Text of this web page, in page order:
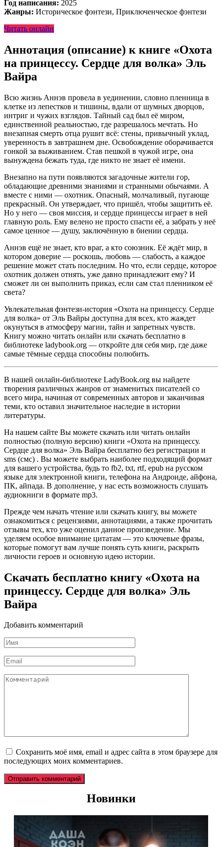
Год написания: 2025
Жанры: Историческое фэнтези, Приключенческое фэнтези
Читать онлайн
Аннотация (описание) к книге «Охота
на принцессу. Сердце для волка» Эль
Вайра
Всю жизнь Аннэв провела в уединении, словно пленница в
клетке из лепестков и тишины, вдали от шумных дворцов,
интриг и чужих взглядов. Тайный сад был её миром,
единственной реальностью, где разрешалось мечтать. Но
внезапная смерть отца рушит всё: стены, привычный уклад,
уверенность в завтрашнем дне. Освобождение оборачивается
гонкой за выживанием. Став пешкой в чужой игре, она
вынуждена бежать туда, где никто не знает её имени.
Внезапно на пути появляются загадочные жители гор,
обладающие древними знаниями и странными обычаями. А
вместе с ними — охотник. Опасный, молчаливый, пугающе
прекрасный. Он утверждает, что пришёл, чтобы защитить её.
Но у него — своя миссия, и сердце принцессы играет в ней
главную роль. Ему велено не просто спасти её, а забрать у неё
самое ценное — душу, заключённую в биении сердца.
Аннэв ещё не знает, кто враг, а кто союзник. Её ждёт мир, в
котором доверие — роскошь, любовь — слабость, а каждое
решение может стать последним. Но что, если сердце, которое
охотник должен отнять, уже давно принадлежит ему? И
сможет ли он выполнить приказ, если сам стал пленником её
света?
Увлекательная фэнтези-история «Охота на принцессу. Сердце
для волка» от Эль Вайры доступна для всех, кто жаждет
окунуться в атмосферу магии, тайн и запретных чувств.
Книгу можно читать онлайн или скачать бесплатно в
библиотеке ladybook.org — откройте для себя мир, где даже
самые тёмные сердца способны полюбить.
В нашей онлайн-библиотеке LadyBook.org вы найдете
творения различных жанров от знаменитых писателей со
всего мира, начиная от современных авторов и заканчивая
теми, кто оставил значительное наследие в истории
литературы.
На нашем сайте Вы можете скачать или читать онлайн
полностью (полную версию) книги «Охота на принцессу.
Сердце для волка» Эль Вайра бесплатно без регистрации и
sms (смс) . Вы можете выбрать наиболее подходящий формат
для вашего устройства, будь то fb2, txt, rtf, epub на русском
языке для электронной книги, телефона на Андроиде, айфона,
ПК, айпада. В дополнение, у нас есть возможность слушать
аудиокниги в формате mp3.
Прежде чем начать чтение или скачать книгу, вы можете
ознакомиться с рецензиями, аннотациями, а также прочитать
отзывы тех, кто уже оценил данное произведение. Мы
уделяем особое внимание цитатам — это ключевые фразы,
которые помогут вам лучше понять суть книги, раскрыть
личности героев и основную идею истории.
Скачать бесплатно книгу «Охота на
принцессу. Сердце для волка» Эль
Вайра
Добавить комментарий
Имя
*
Email
*
Комментарий
Сохранить моё имя, email и адрес сайта в этом браузере для
последующих моих комментариев.
Новинки